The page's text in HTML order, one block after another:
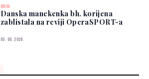
MODA
Danska manekenka bh. korijena
zablistala na reviji OperaSPORT-a
05. 08. 2026.